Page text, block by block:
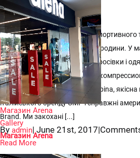
Магазин Arena
Gallery
Магазин Arena

Магазин Arena
Arena - це мережа магазинів спортивного
взуття та аксесуарів для всієї родини. У
товари для плавання Arena, кросівки і
топсайдери і черевики Sperry,
гірськолижне спорядження Alpina,
італійського бренду CMP і справжні
Brand. Ми закохані [...]
By admin| June 21st, 2017|
Read More